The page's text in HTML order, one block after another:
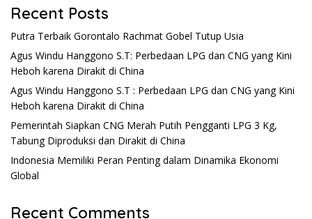
Recent Posts
Putra Terbaik Gorontalo Rachmat Gobel Tutup Usia
Agus Windu Hanggono S.T: Perbedaan LPG dan CNG yang Kini
Heboh karena Dirakit di China
Agus Windu Hanggono S.T : Perbedaan LPG dan CNG yang Kini
Heboh karena Dirakit di China
Pemerintah Siapkan CNG Merah Putih Pengganti LPG 3 Kg,
Tabung Diproduksi dan Dirakit di China
Indonesia Memiliki Peran Penting dalam Dinamika Ekonomi
Global
Recent Comments